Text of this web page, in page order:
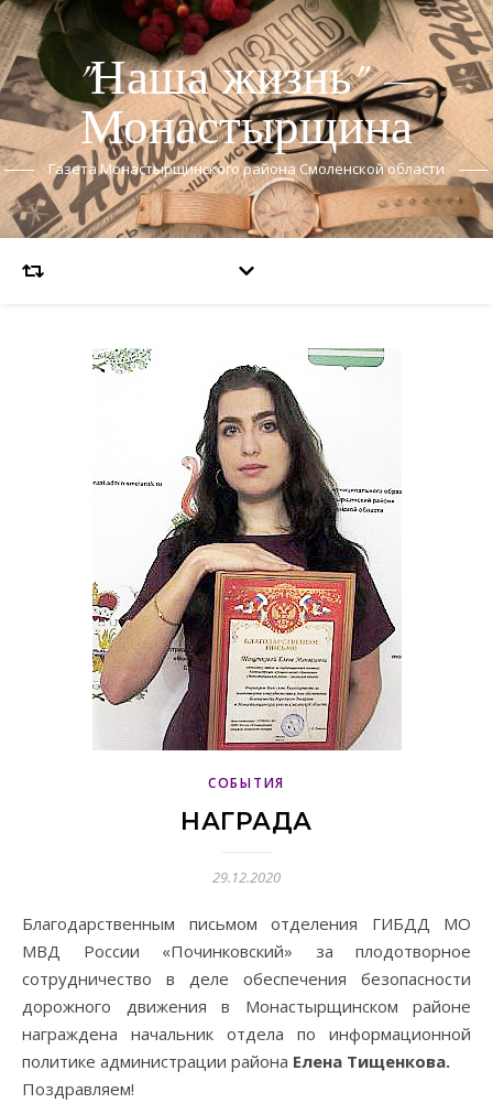
"Наша жизнь" —
Монастырщина
Газета Монастырщинского района Смоленской области
СОБЫТИЯ
НАГРАДА
29.12.2020
Благодарственным письмом отделения ГИБДД МО
МВД России «Починковский» за плодотворное
сотрудничество в деле обеспечения безопасности
дорожного движения в Монастырщинском районе
награждена начальник отдела по информационной
политике администрации района Елена Тищенкова.
Поздравляем!